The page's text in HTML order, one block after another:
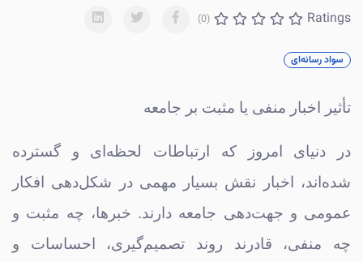
Ratings
(0)
سواد رسانه‌ای
تأثیر اخبار منفی یا مثبت بر جامعه
در دنیای امروز که ارتباطات لحظه‌ای و گسترده
شده‌اند، اخبار نقش بسیار مهمی در شکل‌دهی افکار
عمومی و جهت‌دهی جامعه دارند. خبرها، چه مثبت و
چه منفی، قادرند روند تصمیم‌گیری، احساسات و